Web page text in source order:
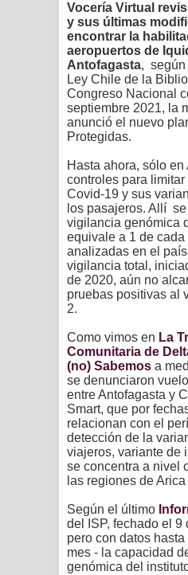
Vocería Virtual
y sus últimas
encontrar la
aeropuertos de
Antofagasta, según
Ley Chile de la
Congreso Nacional
septiembre 2021, la
anunció el nuevo
Protegidas.
Hasta ahora, sólo
controles para limitar
Covid-19 y sus
los pasajeros. Allí
vigilancia genómica
equivale a 1 de cada
analizadas en el
vigilancia total,
de 2020, aún no
pruebas positivas al
2.
Como vimos en La
Comunitaria de
(no) Sabemos a
se denunciaron
entre Antofagasta y
Smart, que por
relacionan con el
detección de la
viajeros, variante de
se concentra a nivel
las regiones de
Según el último
del ISP, fechado el 9
pero con datos
mes - la capacidad
genómica del